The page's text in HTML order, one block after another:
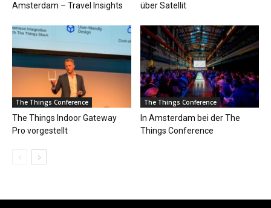
Amsterdam – Travel Insights
über Satellit
The Things Conference
The Things Indoor Gateway
Pro vorgestellt
The Things Conference
In Amsterdam bei der The
Things Conference